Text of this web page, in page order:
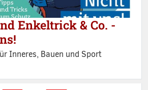
Enkeltrick & Co. -
Inneres, Bauen und Sport